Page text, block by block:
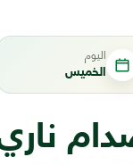
اليوم
الخميس